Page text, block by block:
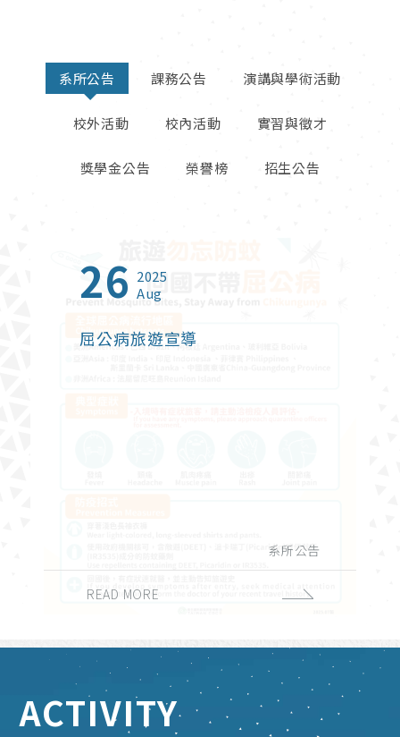
系所公告 課務公告 演講與學術活動
校外活動 校內活動 實習與徵才
獎學金公告 榮譽榜 招生公告
26 2025
Aug
屈公病旅遊宣導
READ MORE
系所公告
23 2025
Oct
2025年北富銀與東海大學建教
READ MORE
課務公告
01 2026
Jun
【創新創業實戰課程】熱烈報名
READ MORE
演講與學術活動
13 2026
Jul
2026年度台灣觀光獎學金
READ MORE
校外活動
27 2026
Apr
鬱過天晴-打破憂鬱症迷思
READ MORE
校內活動
06 2026
May
財政部關務署臺中關 115 年暑期
READ MORE
實習與徵才
09 2026
Feb
114學年度高毓靈先生紀念獎學
READ MORE
獎學金公告
16 2025
Sep
【榮譽榜】恭賀本系碩士班林珊
READ MORE
榮譽榜
23 2024
Jan
東海大學管理學院2024 Open
READ MORE
招生公告
ACTIVITY